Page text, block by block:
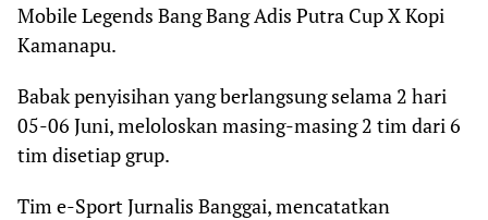
Mobile Legends Bang Bang Adis Putra Cup X Kopi
Kamanapu.
Babak penyisihan yang berlangsung selama 2 hari
05-06 Juni, meloloskan masing-masing 2 tim dari 6
tim disetiap grup.
Tim e-Sport Jurnalis Banggai, mencatatkan